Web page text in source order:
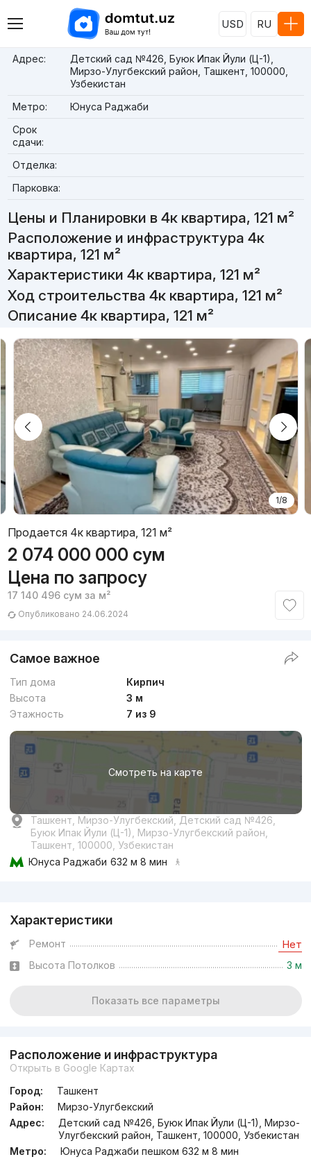
USD RU
Адрес:
Детский сад №426, Буюк Ипак Йули (Ц-1),
Мирзо-Улугбекский район, Ташкент, 100000,
Узбекистан
Метро:
Юнуса Раджаби
Срок
сдачи:
Отделка:
Парковка:
Цены и Планировки в 4к квартира, 121 м²
Расположение и инфраструктура 4к
квартира, 121 м²
Характеристики 4к квартира, 121 м²
Ход строительства 4к квартира, 121 м²
Описание 4к квартира, 121 м²
1/8
Продается 4к квартира, 121 м²
2 074 000 000 сум
Цена по запросу
17 140 496 сум за м²
Опубликовано 24.06.2024
Самое важное
Тип дома
Кирпич
Высота
3 м
Этажность
7 из 9
Смотреть на карте
Ташкент, Мирзо-Улугбекский, Детский сад №426,
Буюк Ипак Йули (Ц-1), Мирзо-Улугбекский район,
Ташкент, 100000, Узбекистан
Юнуса Раджаби 632 м 8 мин
Характеристики
Ремонт Нет
Высота Потолков 3 м
Показать все параметры
Расположение и инфраструктура
Открыть в Google Картах
Город:
Ташкент
Район:
Мирзо-Улугбекский
Адрес:
Детский сад №426, Буюк Ипак Йули (Ц-1), Мирзо-
Улугбекский район, Ташкент, 100000, Узбекистан
Метро:
Юнуса Раджаби пешком 632 м 8 мин